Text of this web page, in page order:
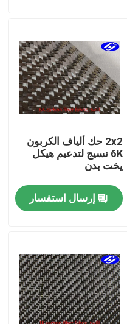
2x2 حك ألياف الكربون
6K نسيج لتدعيم هيكل
يخت بدن
إرسال استفسار